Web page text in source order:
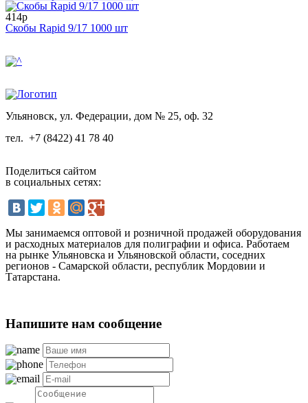
414р
Скобы Rapid 9/17 1000 шт
Ульяновск, ул. Федерации, дом № 25, оф. 32
тел. +7 (8422) 41 78 40
Поделиться сайтом
в социальных сетях:
Мы занимаемся оптовой и розничной продажей оборудования
и расходных материалов для полиграфии и офиса. Работаем
на рынке Ульяновска и Ульяновской области, соседних
регионов - Самарской области, республик Мордовии и
Татарстана.
Напишите нам сообщение